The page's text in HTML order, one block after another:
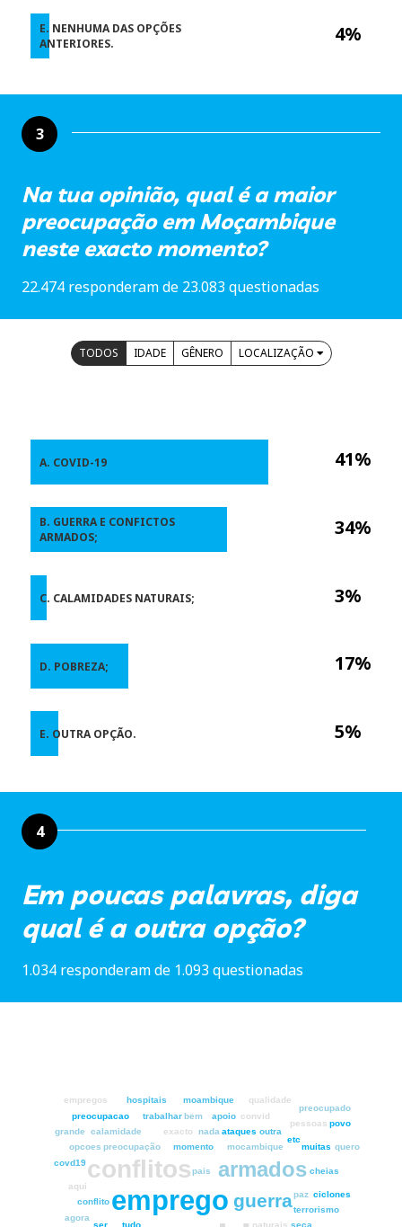
4%
E. NENHUMA DAS OPÇÕES
ANTERIORES.
3
Na tua opinião, qual é a maior
preocupação em Moçambique
neste exacto momento?
22.474 responderam de 23.083 questionadas
TODOS IDADE GÊNERO LOCALIZAÇÃO
41%
34%
3%
17%
5%
A. COVID-19
B. GUERRA E CONFICTOS
ARMADOS;
C. CALAMIDADES NATURAIS;
D. POBREZA;
E. OUTRA OPÇÃO.
4
Em poucas palavras, diga
qual é a outra opção?
1.034 responderam de 1.093 questionadas
emprego
conflitos armados
guerra
naturais
tudo
pais
preocupação momento mocambique
paz
seca
ser
calamidade
conflito
etc
exacto nada
terrorismo
ataques
muitas
opcoes
outra
pessoas
cheias
preocupacao trabalhar
agora
apoio
ciclones
convid
preocupado
aqui
bem
covd19
empregos
grande
hospitais moambique
povo
qualidade
quero